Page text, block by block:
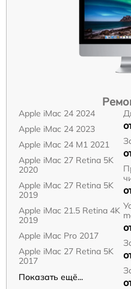
Apple iMac 24 2024
Apple iMac 24 2023
Apple iMac 24 M1 2021
Apple iMac 27 Retina 5K
2020
Apple iMac 27 Retina 5K
2019
Apple iMac 21.5 Retina 4K
2019
Apple iMac Pro 2017
Apple iMac 27 Retina 5K
2017
Показать ещё...